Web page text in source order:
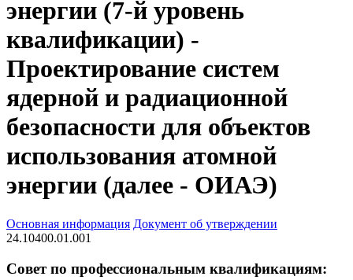
энергии (7-й уровень
квалификации) -
Проектирование систем
ядерной и радиационной
безопасности для объектов
использования атомной
энергии (далее - ОИАЭ)
Основная информация Документ об утверждении
24.10400.01.001
Совет по профессиональным квалификациям: